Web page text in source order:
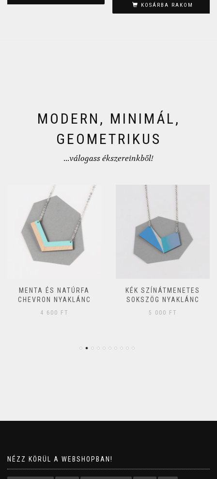
KOSÁRBA RAKOM
MODERN, MINIMÁL,
GEOMETRIKUS
...válogass ékszereinkből!
MENTA ÉS NATÚRFA
CHEVRON NYAKLÁNC
4 600 FT
KÉK SZÍNÁTMENETES
SOKSZÖG NYAKLÁNC
5 000 FT
NÉZZ KÖRÜL A WEBSHOPBAN!